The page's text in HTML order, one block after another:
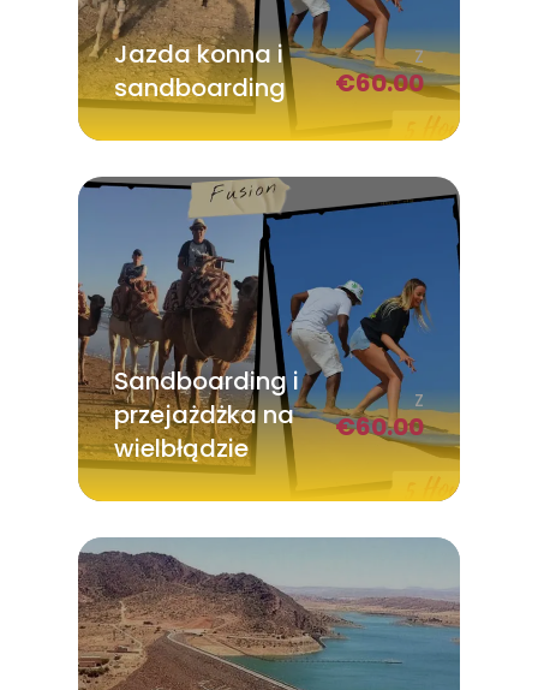
Jazda konna i
sandboarding
Z
€60.00
Sandboarding i
przejażdżka na
wielbłądzie
Z
€60.00